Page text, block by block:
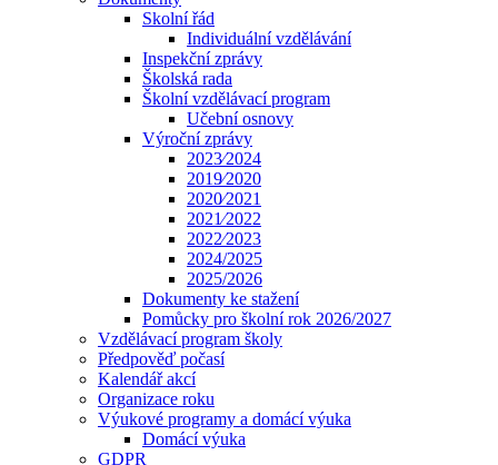
Skolní řád
Individuální vzdělávání
Inspekční zprávy
Školská rada
Školní vzdělávací program
Učební osnovy
Výroční zprávy
2023⁄2024
2019⁄2020
2020⁄2021
2021⁄2022
2022⁄2023
2024/2025
2025/2026
Dokumenty ke stažení
Pomůcky pro školní rok 2026/2027
Vzdělávací program školy
Předpověď počasí
Kalendář akcí
Organizace roku
Výukové programy a domácí výuka
Domácí výuka
GDPR